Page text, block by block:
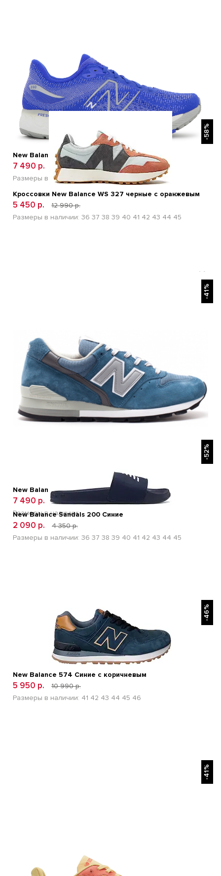
New Balance W880H12 Голубой
7 490 р.
15 900 р.
Размеры в наличии:
41 42 43 44
-58%
Кроссовки New Balance WS 327 черные с оранжевым
5 450 р.
12 990 р.
Размеры в наличии: 36 37 38 39 40 41 42 43 44 45
-41%
New Balance 996 Голубые
7 490 р.
12 600 р.
Размеры в наличии:
-52%
New Balance Sandals 200 Синие
2 090 р.
4 350 р.
Размеры в наличии: 36 37 38 39 40 41 42 43 44 45
-46%
New Balance 574 Синие с коричневым
5 950 р.
10 990 р.
Размеры в наличии: 41 42 43 44 45 46
-41%